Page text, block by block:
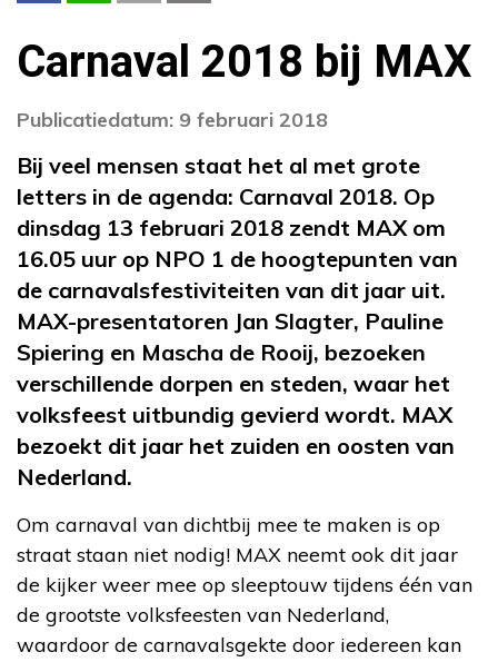
Carnaval 2018 bij MAX
Publicatiedatum: 9 februari 2018
Bij veel mensen staat het al met grote
letters in de agenda: Carnaval 2018. Op
dinsdag 13 februari 2018 zendt MAX om
16.05 uur op NPO 1 de hoogtepunten van
de carnavalsfestiviteiten van dit jaar uit.
MAX-presentatoren Jan Slagter, Pauline
Spiering en Mascha de Rooij, bezoeken
verschillende dorpen en steden, waar het
volksfeest uitbundig gevierd wordt. MAX
bezoekt dit jaar het zuiden en oosten van
Nederland.
Om carnaval van dichtbij mee te maken is op
straat staan niet nodig! MAX neemt ook dit jaar
de kijker weer mee op sleeptouw tijdens één van
de grootste volksfeesten van Nederland,
waardoor de carnavalsgekte door iedereen kan